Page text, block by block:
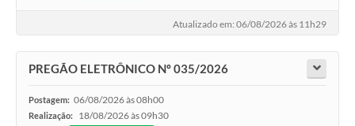
Notícias
FAQ
Atualizado em: 06/08/2026 às 11h29
PREGÃO ELETRÔNICO Nº 035/2026
Postagem: 06/08/2026 às 08h00
Realização: 18/08/2026 às 09h30